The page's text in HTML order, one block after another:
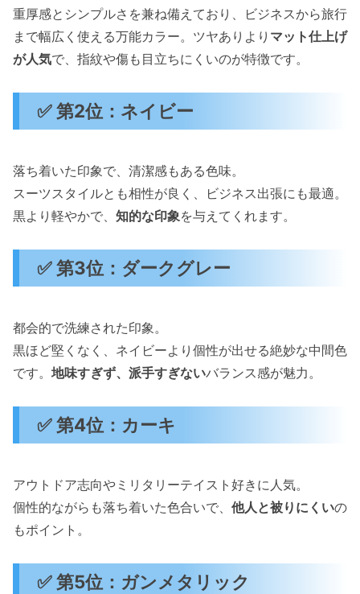
重厚感とシンプルさを兼ね備えており、ビジネスから旅行
まで幅広く使える万能カラー。ツヤありより マット仕上げ
が人気で、指紋や傷も目立ちにくいのが特徴です。
✅ 第2位：ネイビー
落ち着いた印象で、清潔感もある色味。
スーツスタイルとも相性が良く、ビジネス出張にも最適。
黒より軽やかで、 知的な印象を与えてくれます。
✅ 第3位：ダークグレー
都会的で洗練された印象。
黒ほど堅くなく、ネイビーより個性が出せる絶妙な中間色
です。 地味すぎず、派手すぎないバランス感が魅力。
✅ 第4位：カーキ
アウトドア志向やミリタリーテイスト好きに人気。
個性的ながらも落ち着いた色合いで、 他人と被りにくいの
もポイント。
✅ 第5位：ガンメタリック